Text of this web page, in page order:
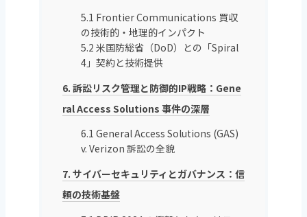
5.1 Frontier Communications 買収
の技術的・地理的インパクト
5.2 米国防総省（DoD）との「Spiral
4」契約と技術提供
6. 訴訟リスク管理と防御的IP戦略：Gene
ral Access Solutions 事件の深層
6.1 General Access Solutions (GAS)
v. Verizon 訴訟の全貌
7. サイバーセキュリティとガバナンス：信
頼の技術基盤